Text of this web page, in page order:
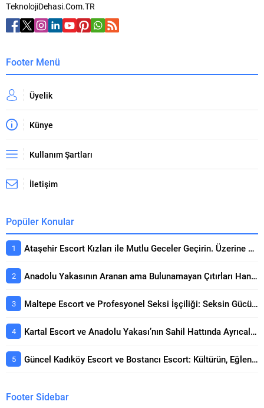
TeknolojiDehasi.Com.TR
Footer Menü
Üyelik
Künye
Kullanım Şartları
İletişim
Popüler Konular
Ataşehir Escort Kızları ile Mutlu Geceler Geçirin. Üzerine Kapsamlı Bakış
Anadolu Yakasının Aranan ama Bulunamayan Çıtırları Hangi Sitelerde? Seçerken Dikkat Edilecekler
Maltepe Escort ve Profesyonel Seksi İşçiliği: Seksin Gücünün Yanında Kaliteli Keyif Rehberi
Kartal Escort ve Anadolu Yakası’nın Sahil Hattında Ayrıcalıklı Buluşmalar Konusunda Öne Çıkan Detaylar
Güncel Kadıköy Escort ve Bostancı Escort: Kültürün, Eğlencenin ve Prestijin Buluşma Noktası Rehberi
Footer Sidebar